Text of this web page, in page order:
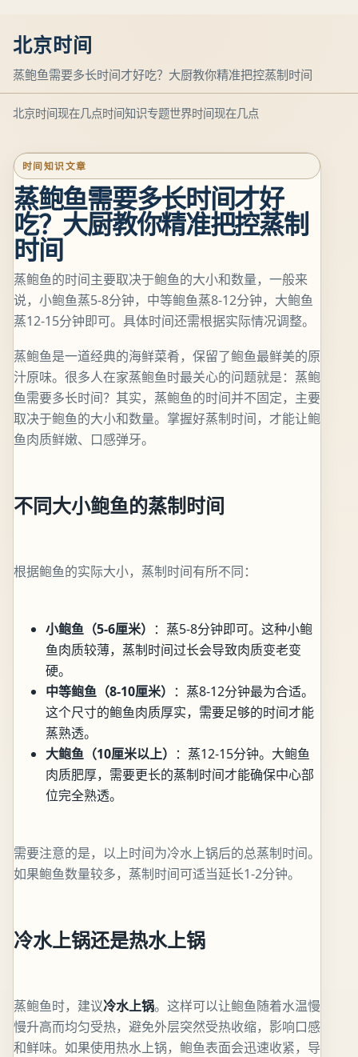
北京时间
蒸鲍鱼需要多长时间才好吃？大厨教你精准把控蒸制时间
北京时间现在几点时间知识专题世界时间现在几点
时间知识文章
蒸鲍鱼需要多长时间才好
吃？大厨教你精准把控蒸制
时间
蒸鲍鱼的时间主要取决于鲍鱼的大小和数量，一般来
说，小鲍鱼蒸5-8分钟，中等鲍鱼蒸8-12分钟，大鲍鱼
蒸12-15分钟即可。具体时间还需根据实际情况调整。
蒸鲍鱼是一道经典的海鲜菜肴，保留了鲍鱼最鲜美的原
汁原味。很多人在家蒸鲍鱼时最关心的问题就是：蒸鲍
鱼需要多长时间？其实，蒸鲍鱼的时间并不固定，主要
取决于鲍鱼的大小和数量。掌握好蒸制时间，才能让鲍
鱼肉质鲜嫩、口感弹牙。
不同大小鲍鱼的蒸制时间
根据鲍鱼的实际大小，蒸制时间有所不同：
小鲍鱼（5-6厘米） ：蒸5-8分钟即可。这种小鲍
鱼肉质较薄，蒸制时间过长会导致肉质变老变
硬。
中等鲍鱼（8-10厘米） ：蒸8-12分钟最为合适。
这个尺寸的鲍鱼肉质厚实，需要足够的时间才能
蒸熟透。
大鲍鱼（10厘米以上） ：蒸12-15分钟。大鲍鱼
肉质肥厚，需要更长的蒸制时间才能确保中心部
位完全熟透。
需要注意的是，以上时间为冷水上锅后的总蒸制时间。
如果鲍鱼数量较多，蒸制时间可适当延长1-2分钟。
冷水上锅还是热水上锅
蒸鲍鱼时，建议冷水上锅。这样可以让鲍鱼随着水温慢
慢升高而均匀受热，避免外层突然受热收缩，影响口感
和鲜味。如果使用热水上锅，鲍鱼表面会迅速收紧，导